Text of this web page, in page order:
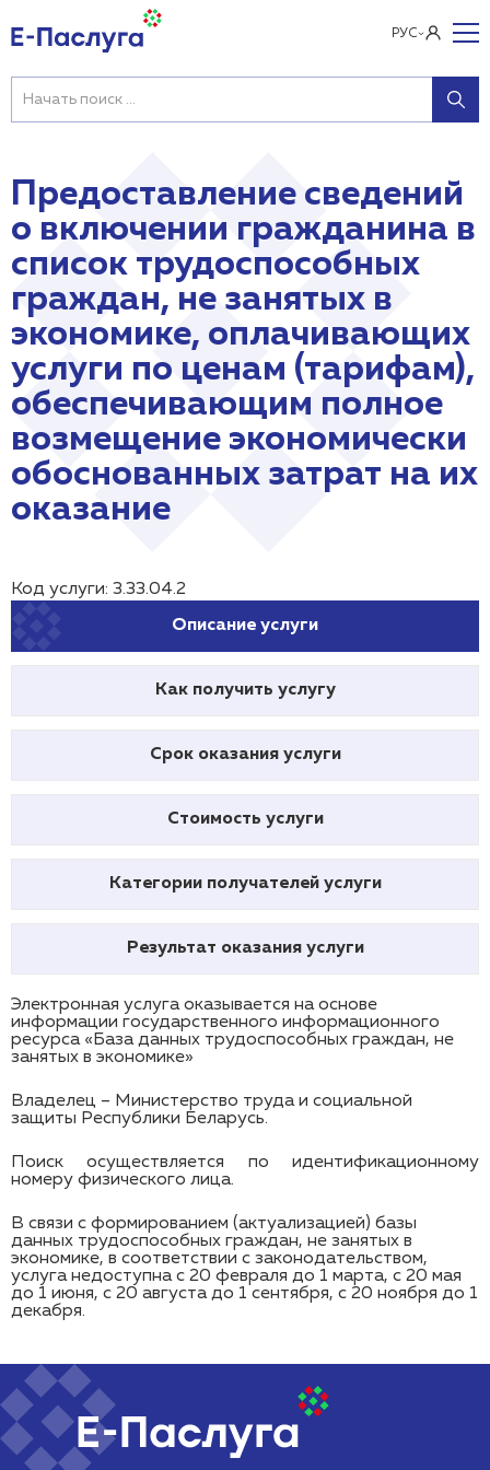
РУС
Предоставление сведений
о включении гражданина в
список трудоспособных
граждан, не занятых в
экономике, оплачивающих
услуги по ценам (тарифам),
обеспечивающим полное
возмещение экономически
обоснованных затрат на их
оказание
Код услуги: 3.33.04.2
Описание услуги
Как получить услугу
Срок оказания услуги
Стоимость услуги
Категории получателей услуги
Результат оказания услуги
Электронная услуга оказывается на основе
информации государственного информационного
ресурса «База данных трудоспособных граждан, не
занятых в экономике»
Владелец – Министерство труда и социальной
защиты Республики Беларусь.
Поиск осуществляется по идентификационному
номеру физического лица.
В связи с формированием (актуализацией) базы
данных трудоспособных граждан, не занятых в
экономике, в соответствии с законодательством,
услуга недоступнас 20 февраля до 1 марта, с 20 мая
до 1 июня, с 20 августа до 1 сентября, с 20 ноября до 1
декабря.